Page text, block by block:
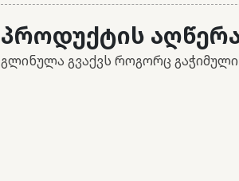
პროდუქტის
გლინულა გვაქვს როგორც